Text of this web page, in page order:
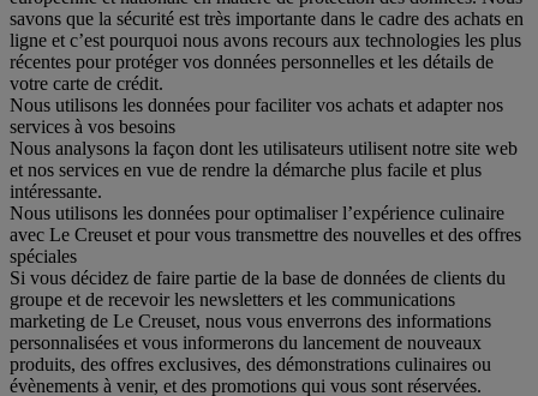
savons que la sécurité est très importante dans le cadre des achats en
ligne et c’est pourquoi nous avons recours aux technologies les plus
récentes pour protéger vos données personnelles et les détails de
votre carte de crédit.
Nous utilisons les données pour faciliter vos achats et adapter nos
services à vos besoins
Nous analysons la façon dont les utilisateurs utilisent notre site web
et nos services en vue de rendre la démarche plus facile et plus
intéressante.
Nous utilisons les données pour optimaliser l’expérience culinaire
avec Le Creuset et pour vous transmettre des nouvelles et des offres
spéciales
Si vous décidez de faire partie de la base de données de clients du
groupe et de recevoir les newsletters et les communications
marketing de Le Creuset, nous vous enverrons des informations
personnalisées et vous informerons du lancement de nouveaux
produits, des offres exclusives, des démonstrations culinaires ou
évènements à venir, et des promotions qui vous sont réservées.